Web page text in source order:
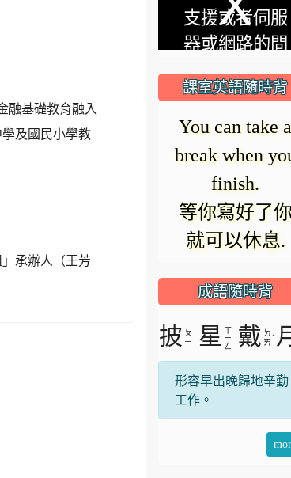
融基礎教育融入
及國民小學教
承辦人（王芳
modal
window.
支援或者伺服
器或網路的問
題無法載入。
課室英語隨時背
Raise your
hand.
舉手.
成語隨時背
披ㄆ
星ㄧ
ㄥ
戴ㄉ
ㄞˋ
形容早出晚歸地辛勤
工作。